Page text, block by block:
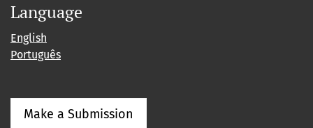
Language
English
Português
Make a Submission